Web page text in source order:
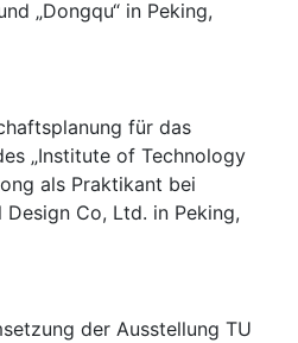
„Dongqu“ in Peking,
für das
„Institute of Technology
als Praktikant bei
Co, Ltd. in Peking,
der Ausstellung TU